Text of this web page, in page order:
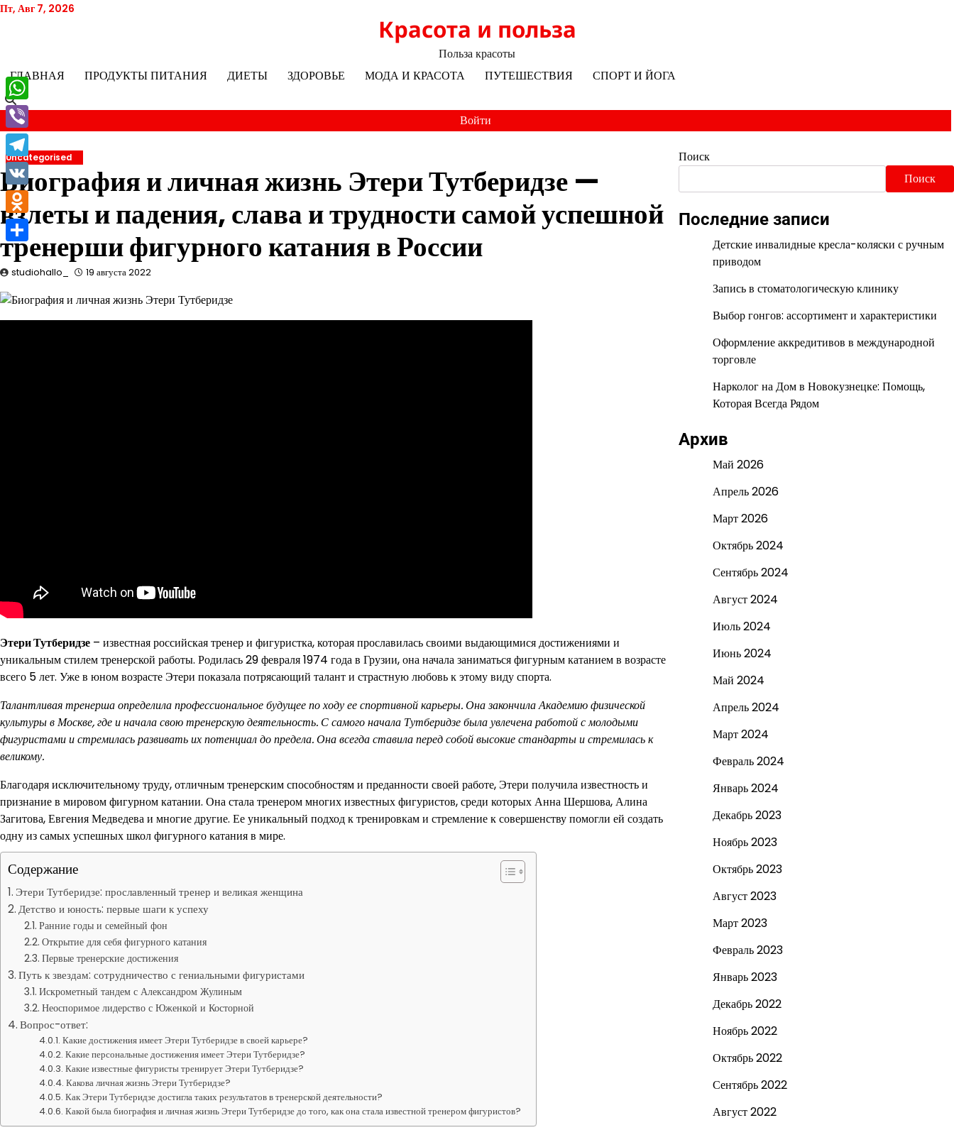
Перейти
Пт, Авг 7, 2026
Красота и польза
Польза красоты
ГЛАВНАЯ
ПРОДУКТЫ ПИТАНИЯ ДИЕТЫ ЗДОРОВЬЕ МОДА И КРАСОТА ПУТЕШЕСТВИЯ СПОРТ И ЙОГА
Войти
Uncategorised
Биография и личная жизнь Этери Тутберидзе —
взлеты и падения, слава и трудности самой успешной
тренерши фигурного катания в России
studiohallo_ 19 августа 2022
Этери Тутберидзе – известная российская тренер и фигуристка, которая прославилась своими выдающимися достижениями и
уникальным стилем тренерской работы. Родилась 29 февраля 1974 года в Грузии, она начала заниматься фигурным катанием в возрасте
всего 5 лет. Уже в юном возрасте Этери показала потрясающий талант и страстную любовь к этому виду спорта.
Талантливая тренерша определила профессиональное будущее по ходу ее спортивной карьеры. Она закончила Академию физической
культуры в Москве, где и начала свою тренерскую деятельность. С самого начала Тутберидзе была увлечена работой с молодыми
фигуристами и стремилась развивать их потенциал до предела. Она всегда ставила перед собой высокие стандарты и стремилась к
великому.
Благодаря исключительному труду, отличным тренерским способностям и преданности своей работе, Этери получила известность и
признание в мировом фигурном катании. Она стала тренером многих известных фигуристов, среди которых Анна Шершова, Алина
Загитова, Евгения Медведева и многие другие. Ее уникальный подход к тренировкам и стремление к совершенству помогли ей создать
одну из самых успешных школ фигурного катания в мире.
Содержание
Этери Тутберидзе: прославленный тренер и великая женщина
Детство и юность: первые шаги к успеху
Ранние годы и семейный фон
Открытие для себя фигурного катания
Первые тренерские достижения
Путь к звездам: сотрудничество с гениальными фигуристами
Искрометный тандем с Александром Жулиным
Неоспоримое лидерство с Юженкой и Косторной
Вопрос-ответ:
Какие достижения имеет Этери Тутберидзе в своей карьере?
Какие персональные достижения имеет Этери Тутберидзе?
Какие известные фигуристы тренирует Этери Тутберидзе?
Какова личная жизнь Этери Тутберидзе?
Как Этери Тутберидзе достигла таких результатов в тренерской деятельности?
Какой была биография и личная жизнь Этери Тутберидзе до того, как она стала известной тренером фигуристов?
Поиск
Поиск
Последние записи
Детские инвалидные кресла-коляски с ручным
приводом
Запись в стоматологическую клинику
Выбор гонгов: ассортимент и характеристики
Оформление аккредитивов в международной
торговле
Нарколог на Дом в Новокузнецке: Помощь,
Которая Всегда Рядом
Архив
Май 2026
Апрель 2026
Март 2026
Октябрь 2024
Сентябрь 2024
Август 2024
Июль 2024
Июнь 2024
Май 2024
Апрель 2024
Март 2024
Февраль 2024
Январь 2024
Декабрь 2023
Ноябрь 2023
Октябрь 2023
Август 2023
Март 2023
Февраль 2023
Январь 2023
Декабрь 2022
Ноябрь 2022
Октябрь 2022
Сентябрь 2022
Август 2022
WhatsApp
Viber
Telegram
VK
Odnoklassniki
Отправить